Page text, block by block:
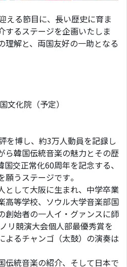
える節目に、長い歴史に育ま
するステージを企画いたしま
理解と、両国友好の一助となる
文化院（予定）
を博し、約3万人動員を記録し
ら韓国伝統音楽の魅力とその歴
交正常化60周年を記念する、
うステージです。
として大阪に生まれ、中学卒業
高等学校、ソウル大学音楽部国
創始者の一人イ・グァンスに師
リ競演大会個人部最優秀賞を
よるチャンゴ（太鼓）の演奏は
伝統音楽の紹介、そして日本で